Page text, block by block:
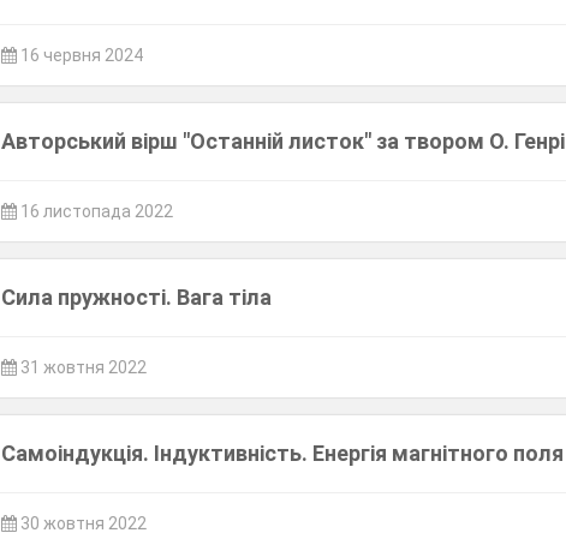
16 червня 2024
Авторський вірш "Останній листок" за твором О. Генрі
16 листопада 2022
Сила пружності. Вага тіла
31 жовтня 2022
Самоіндукція. Індуктивність. Енергія магнітного поля
30 жовтня 2022